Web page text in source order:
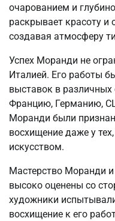
очарованием и
раскрывает красоту и
создавая атмосферу
Успех Моранди не
Италией. Его работы
выставок в
Францию, Германию,
Моранди были
восхищение даже у
искусством.
Мастерство Моранди
высоко оценены со
художники
восхищение к его